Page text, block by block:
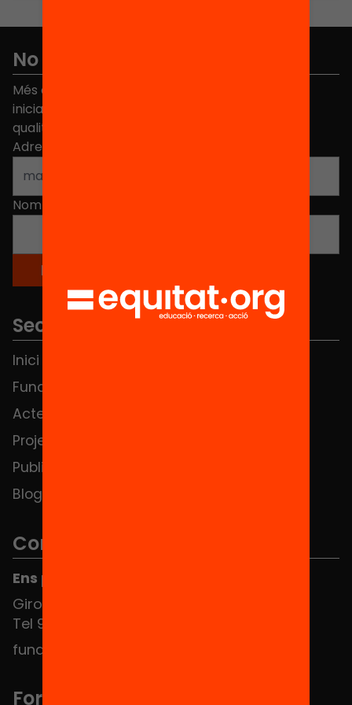
No et perdis res
Més de 40.000 persones ja han triat Equitat. Rep
iniciatives, propostes i projectes per millorar la
qualitat de l'educació a Catalunya.
Adreça electrònica
Nom
Seccions
Inici
Fundació
Actes
Projectes
Publicacions i vídeos
Blog
Contacte
Ens pots trobar al Hub Social
Girona 34, interior 08010 Barcelona
Tel 934 588 700
fundacio@equitat.org
Formem part de...